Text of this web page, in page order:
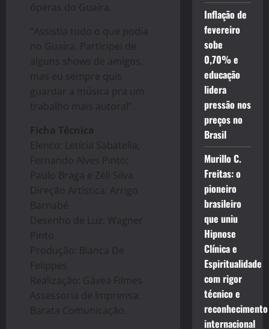
óperas do Guaíra.
“Assistia tudo o que podia
no Guaíra. Participei de
alguns shows de amigos,
mas eu sempre quis
guardar a música pra um
trabalho mais autoral”.
Ficha Técnica
Elenco: Letícia Sabatella;
Fernando Alves Pinto;
Paulo Braga e Zéli Silva
Direção Artística: Arrigo
Barnabé
Desenho de Luz: Wagner
Pinto
Produção: Bianca De
Felippes
Realização: Gávea Filmes
Assessoria de Imprensa:
Barata Comunicação.
Inflação de
fevereiro
sobe
0,70% e
educação
lidera
pressão nos
preços no
Brasil
Murillo C.
Freitas: o
pioneiro
brasileiro
que uniu
Hipnose
Clínica e
Espiritualidade
com rigor
técnico e
reconhecimento
internacional